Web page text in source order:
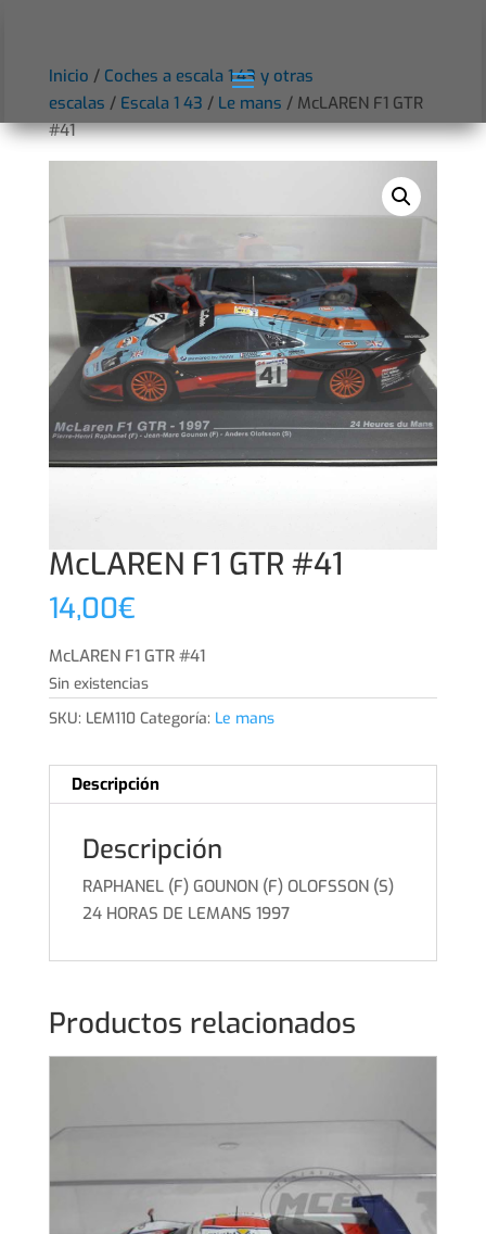
Inicio / Coches a escala 1:43 y otras
escalas / Escala 1 43 / Le mans / McLAREN F1 GTR
#41
McLAREN F1 GTR #41
14,00€
McLAREN F1 GTR #41
Sin existencias
SKU: LEM110 Categoría: Le mans
Descripción
Descripción
RAPHANEL (F) GOUNON (F) OLOFSSON (S)
24 HORAS DE LEMANS 1997
Productos relacionados